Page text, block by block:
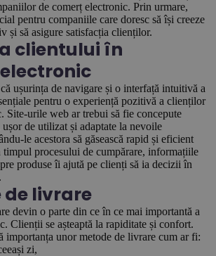
de comerț electronic. Prin urmare,
pentru companiile care doresc să își creeze
și să asigure satisfacția clienților.
clientului în
ușurința de navigare și o interfață intuitivă a
pentru o experiență pozitivă a clienților
Site-urile web ar trebui să fie concepute
de utilizat și adaptate la nevoile
le acestora să găsească rapid și eficient
procesului de cumpărare, informațiile
produse îi ajută pe clienți să ia decizii în
de livrare
devin o parte din ce în ce mai importantă a
Clienții se așteaptă la rapiditate și confort.
importanța unor metode de livrare cum ar fi:
zi,